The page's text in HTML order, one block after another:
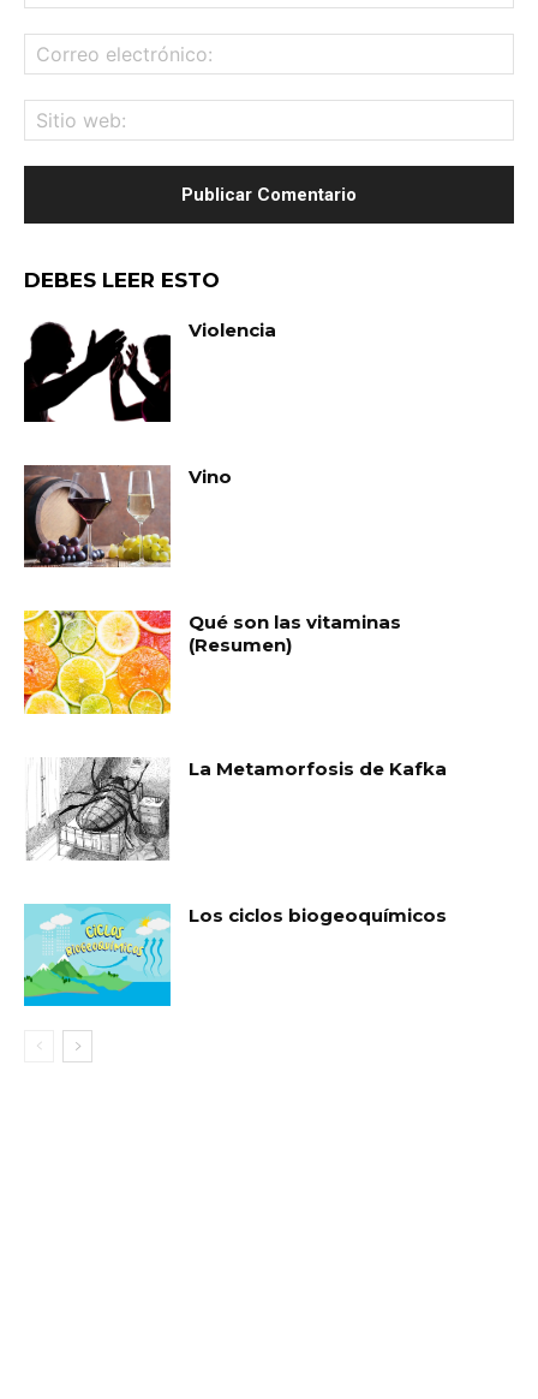
DEBES LEER ESTO
Violencia
Vino
Qué son las vitaminas
(Resumen)
La Metamorfosis de Kafka
Los ciclos biogeoquímicos